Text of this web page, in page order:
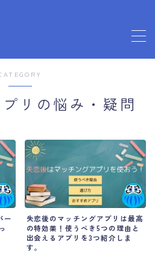
リの悩み・疑問
ー
失恋後のマッチングアプリは最高
の特効薬！使うべき5つの理由と
出会えるアプリを3つ紹介しま
す。